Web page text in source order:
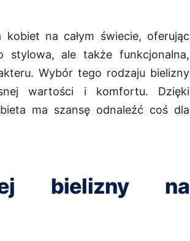
na całym świecie, oferując
ale także funkcjonalna,
Wybór tego rodzaju bielizny
wartości i komfortu. Dzięki
ma szansę odnaleźć coś dla
bielizny na